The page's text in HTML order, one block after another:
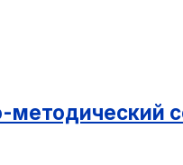
методический